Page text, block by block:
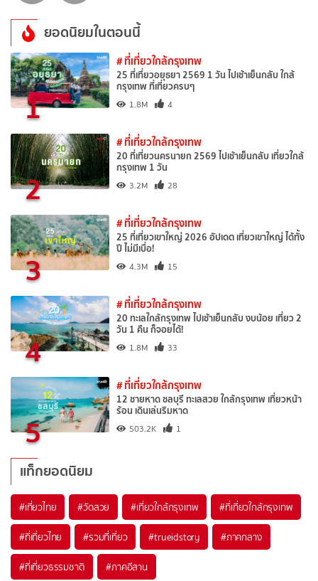
ยอดนิยมในตอนนี้
1
# ที่เที่ยวใกล้กรุงเทพ
25 ที่เที่ยวอยุธยา 2569 1 วัน ไปเช้าเย็นกลับ ใกล้
กรุงเทพ ที่เที่ยวครบๆ
1.8M 4
2
# ที่เที่ยวใกล้กรุงเทพ
20 ที่เที่ยวนครนายก 2569 ไปเช้าเย็นกลับ เที่ยวใกล้
กรุงเทพ 1 วัน
3.2M 28
3
# ที่เที่ยวใกล้กรุงเทพ
25 ที่เที่ยวเขาใหญ่ 2026 อัปเดต เที่ยวเขาใหญ่ ได้ทั้ง
ปี ไม่มีเบื่อ!
4.3M 15
4
# ที่เที่ยวใกล้กรุงเทพ
20 ทะเลใกล้กรุงเทพ ไปเช้าเย็นกลับ งบน้อย เที่ยว 2
วัน 1 คืน ก็จอยได้!
1.8M 33
5
# ที่เที่ยวใกล้กรุงเทพ
12 ชายหาด ชลบุรี ทะเลสวย ใกล้กรุงเทพ เที่ยวหน้า
ร้อน เดินเล่นริมหาด
503.2K 1
แท็กยอดนิยม
#เที่ยวไทย #วัดสวย #เที่ยวใกล้กรุงเทพ #ที่เที่ยวใกล้กรุงเทพ
#ที่เที่ยวไทย #รวมที่เที่ยว #trueidstory #ภาคกลาง
#ที่เที่ยวธรรมชาติ #ภาคอีสาน